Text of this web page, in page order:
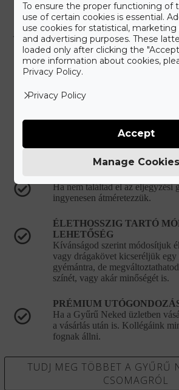
Care+ csomagot
A maximális kényelmet szem előtt tartva
Neked Care+ csomagot, melyet
HIBÁS, VAGY SÉRÜLT
mi álljuk a javítási és szállítási
KORLÁTLAN
Ékszered eredeti csillogását
visszaállítjuk a vásárlást
Ha nem találtad el az eljegyzési
ingyenesen átméretezzük.
ÉLETHOSSZIG TARTÓ
LEHETŐSÉG
Kívánságod szerint módosítjuk
vagy drágakövet kicseréljük
gyémántra, de
színét, vagy akár minőségét is.
PRÉMIUM
Ha a Gyűrű Neked üzletben
a vásárlás után is. Kollégáink
fognak állni.
TUDJ MEG TÖBBET A GYŰRŰ
CSOMAGRÓL
To ensure the proper functioning of
use of certain cookies is essential.
use cookies for statistical,
and advertising purposes. These
loaded only after clicking the
more information about cookies,
Privacy Policy.
Privacy Policy
Manage Cookies
Accept